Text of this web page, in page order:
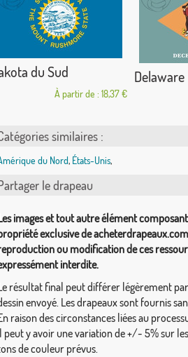
du Sud
À partir de : 18,37 €
Delaware
similaires :
du Nord, États-Unis,
le drapeau
images et tout autre élément
exclusive de
ou modification de ces
interdite.
résultat final peut différer légèrement
envoyé. Les drapeaux sont fournis
raison des circonstances liées au
peut y avoir une variation de +/- 5% sur
de couleur prévus.